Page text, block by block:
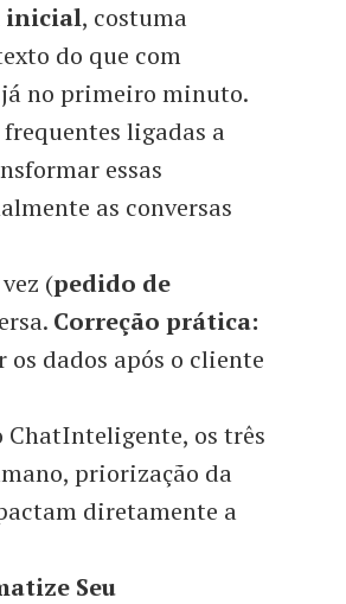
inicial, costuma
do que com
já no primeiro minuto.
ligadas a
essas
as conversas
(pedido de
Correção prática:
dados após o cliente
os três
priorização da
diretamente a
Seu